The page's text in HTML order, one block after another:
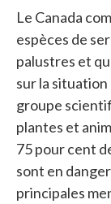
Le Canada
espèces de
palustres et
sur la situation
groupe
plantes et
75 pour cent
sont en
principales